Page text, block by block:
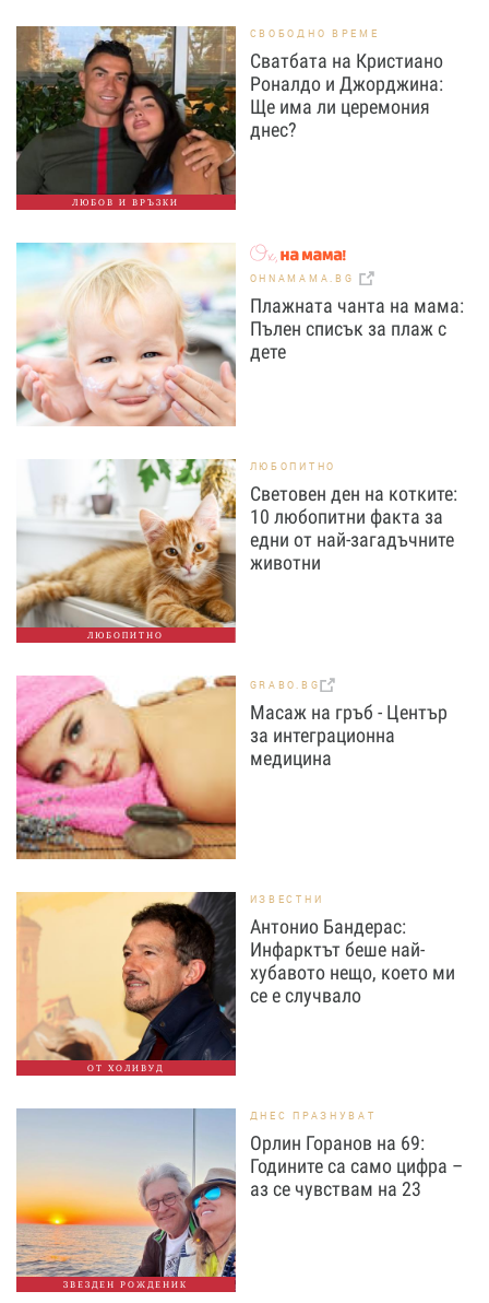
ЛЮБОВ И ВРЪЗКИ
СВОБОДНО ВРЕМЕ
Сватбата на Кристиано
Роналдо и Джорджина:
Ще има ли церемония
днес?
OHNAMAMA.BG
Плажната чанта на мама:
Пълен списък за плаж с
дете
ЛЮБОПИТНО
ЛЮБОПИТНО
Световен ден на котките:
10 любопитни факта за
едни от най-загадъчните
животни
GRABO.BG
Масаж на гръб - Център
за интеграционна
медицина
ОТ ХОЛИВУД
ИЗВЕСТНИ
Антонио Бандерас:
Инфарктът беше най-
хубавото нещо, което ми
се е случвало
ЗВЕЗДЕН РОЖДЕНИК
ДНЕС ПРАЗНУВАТ
Орлин Горанов на 69:
Годините са само цифра –
аз се чувствам на 23